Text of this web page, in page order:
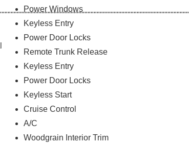
Power Windows
Keyless Entry
Power Door Locks
Remote Trunk Release
Keyless Entry
Power Door Locks
Keyless Start
Cruise Control
A/C
Woodgrain Interior Trim